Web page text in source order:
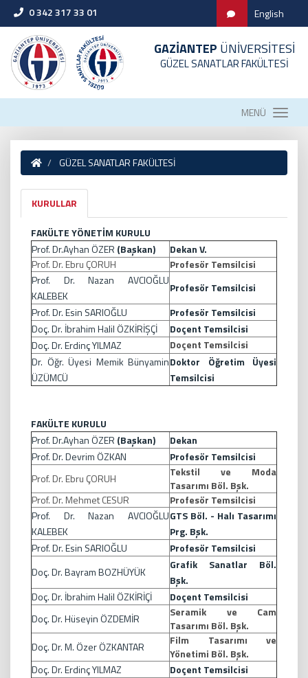
0 342 317 33 01 English
GAZİANTEP ÜNİVERSİTESİ
GÜZEL SANATLAR FAKÜLTESİ
MENÜ
GÜZEL SANATLAR FAKÜLTESİ
KURULLAR
FAKÜLTE YÖNETİM KURULU
Prof. Dr.Ayhan ÖZER (Başkan)
Dekan V.
Prof. Dr. Ebru ÇORUH
Profesör Temsilcisi
Prof. Dr. Nazan AVCIOĞLU
KALEBEK
Profesör Temsilcisi
Prof. Dr. Esin SARIOĞLU
Profesör Temsilcisi
Doç. Dr. İbrahim Halil ÖZKİRİŞÇİ
Doçent Temsilcisi
Doç. Dr. Erdinç YILMAZ
Doçent Temsilcisi
Dr. Öğr. Üyesi Memik Bünyamin
ÜZÜMCÜ
Doktor Öğretim Üyesi
Temsilcisi
FAKÜLTE KURULU
Prof. Dr.Ayhan ÖZER (Başkan)
Dekan
Prof. Dr. Devrim ÖZKAN
Profesör Temsilcisi
Prof. Dr. Ebru ÇORUH
Tekstil ve Moda
Tasarımı Böl. Bşk.
Prof. Dr. Mehmet CESUR
Profesör Temsilcisi
Prof. Dr. Nazan AVCIOĞLU
KALEBEK
GTS Böl. - Halı Tasarımı
Prg. Bşk.
Prof. Dr. Esin SARIOĞLU
Profesör Temsilcisi
Doç. Dr. Bayram BOZHÜYÜK
Grafik Sanatlar Böl.
Bşk.
Doç. Dr. İbrahim Halil ÖZKİRİÇİ
Doçent Temsilcisi
Doç. Dr. Hüseyin ÖZDEMİR
Seramik ve Cam
Tasarımı Böl. Bşk.
Doç. Dr. M. Özer ÖZKANTAR
Film Tasarımı ve
Yönetimi Böl. Bşk.
Doç. Dr. Erdinç YILMAZ
Doçent Temsilcisi